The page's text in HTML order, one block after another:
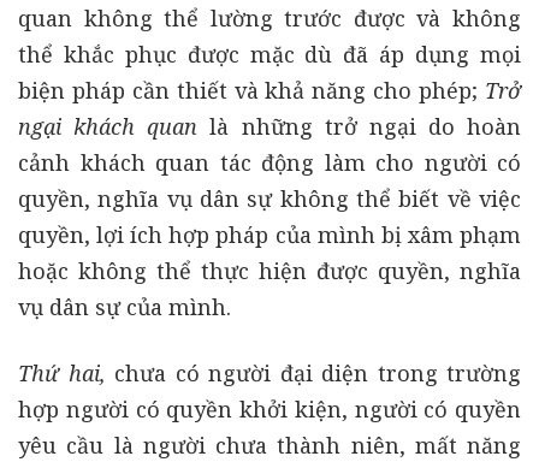
quan không thể lường trước được và không
thể khắc phục được mặc dù đã áp dụng mọi
biện pháp cần thiết và khả năng cho phép; Trở
ngại khách quan là những trở ngại do hoàn
cảnh khách quan tác động làm cho người có
quyền, nghĩa vụ dân sự không thể biết về việc
quyền, lợi ích hợp pháp của mình bị xâm phạm
hoặc không thể thực hiện được quyền, nghĩa
vụ dân sự của mình.
Thứ hai, chưa có người đại diện trong trường
hợp người có quyền khởi kiện, người có quyền
yêu cầu là người chưa thành niên, mất năng